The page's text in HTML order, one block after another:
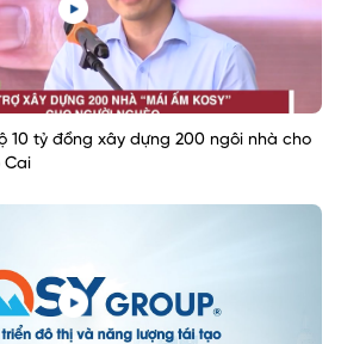
10 tỷ đồng xây dựng 200 ngôi nhà cho
Cai